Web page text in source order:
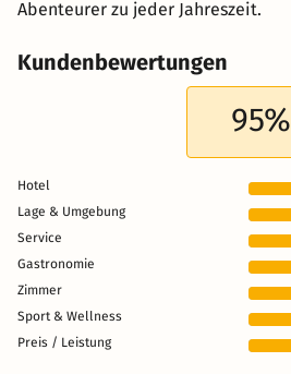
Abenteurer zu jeder Jahreszeit.
Kundenbewertungen
95%
Hotel
Lage & Umgebung
Service
Gastronomie
Zimmer
Sport & Wellness
Preis / Leistung